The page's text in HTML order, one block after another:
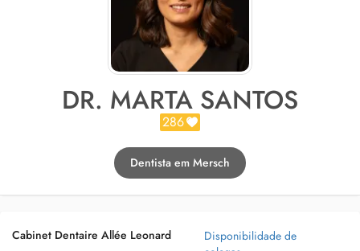
DR. MARTA SANTOS
286
Dentista em Mersch
Cabinet Dentaire Allée Leonard
Disponibilidade de